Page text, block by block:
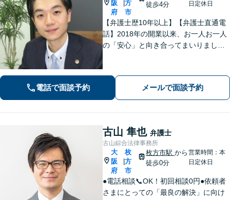
阪
府
|方
市
徒歩4分
日定休日
【弁護士歴10年以上】【弁護士直通電
話】2018年の開業以来、お一人お一人
の「安心」と向き合ってまいりまし
ていただける結果を目指し、迅速かつ
粘り強く対応することをお約束しま
す。
電話で面談予約 メールで面談予約
古山 隼也 弁護士
古山綜合法律事務所
大
阪
府
|
枚
方
市
枚方市駅 から
徒歩0分
営業時間：本
日定休日
●電話相談📞OK！初回相談0円●依頼者
さまにとっての「最良の解決」に向け